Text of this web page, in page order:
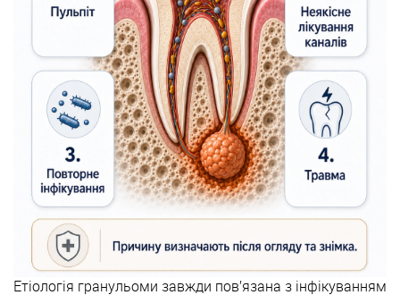
Етіологія гранульоми завжди пов’язана з інфікуванням